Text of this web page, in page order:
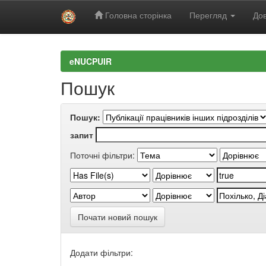
Головна сторінка Перегляд
eNUCPUIR
Пошук
Пошук:
запит
Поточні фільтри:
Почати новий пошук
Додати фільтри: